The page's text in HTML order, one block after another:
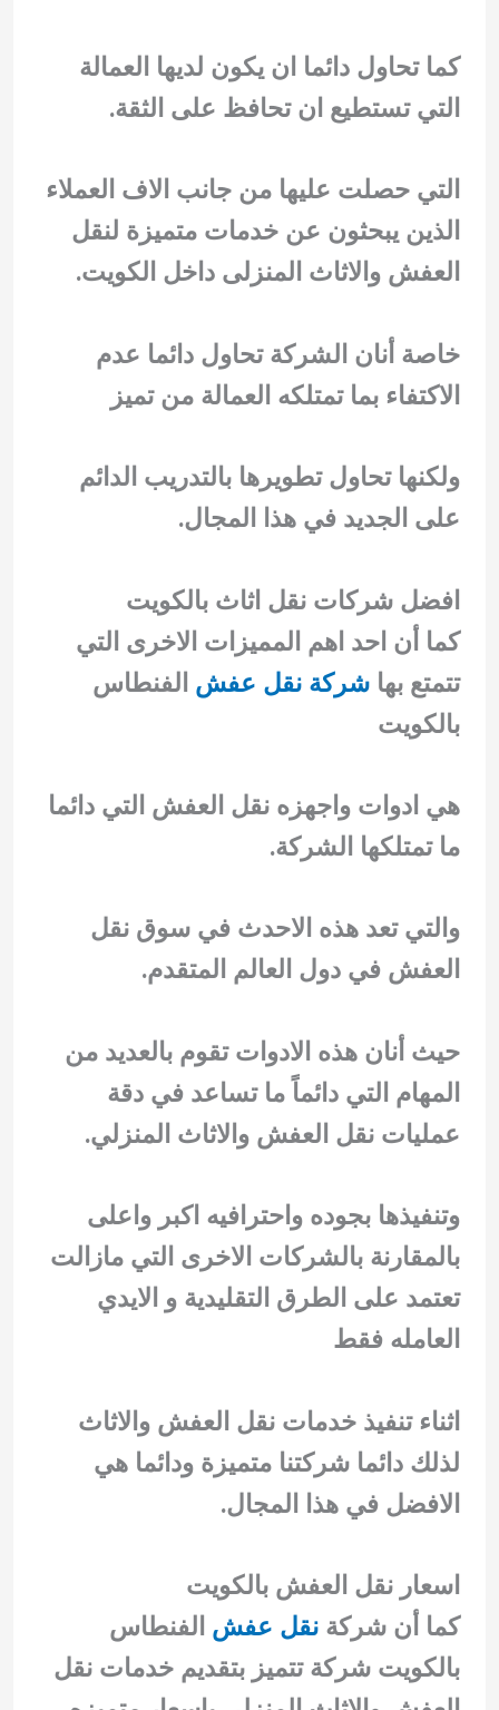
كما تحاول دائما ان يكون لديها العمالة
التي تستطيع ان تحافظ على الثقة.
التي حصلت عليها من جانب الاف العملاء
الذين يبحثون عن خدمات متميزة لنقل
العفش والاثاث المنزلى داخل الكويت.
خاصة أنان الشركة تحاول دائما عدم
الاكتفاء بما تمتلكه العمالة من تميز
ولكنها تحاول تطويرها بالتدريب الدائم
على الجديد في هذا المجال.
افضل شركات نقل اثاث بالكويت
كما أن احد اهم المميزات الاخرى التي
تتمتع بهاشركة نقل عفش الفنطاس
بالكويت
هي ادوات واجهزه نقل العفش التي دائما
ما تمتلكها الشركة.
والتي تعد هذه الاحدث في سوق نقل
العفش في دول العالم المتقدم.
حيث أنان هذه الادوات تقوم بالعديد من
المهام التي دائماً ما تساعد في دقة
عمليات نقل العفش والاثاث المنزلي.
وتنفيذها بجوده واحترافيه اكبر واعلى
بالمقارنة بالشركات الاخرى التي مازالت
تعتمد على الطرق التقليدية و الايدي
العامله فقط
اثناء تنفيذ خدمات نقل العفش والاثاث
لذلك دائما شركتنا متميزة ودائما هي
الافضل في هذا المجال.
اسعار نقل العفش بالكويت
كما أن شركةنقل عفش الفنطاس
بالكويت شركة تتميز بتقديم خدمات نقل